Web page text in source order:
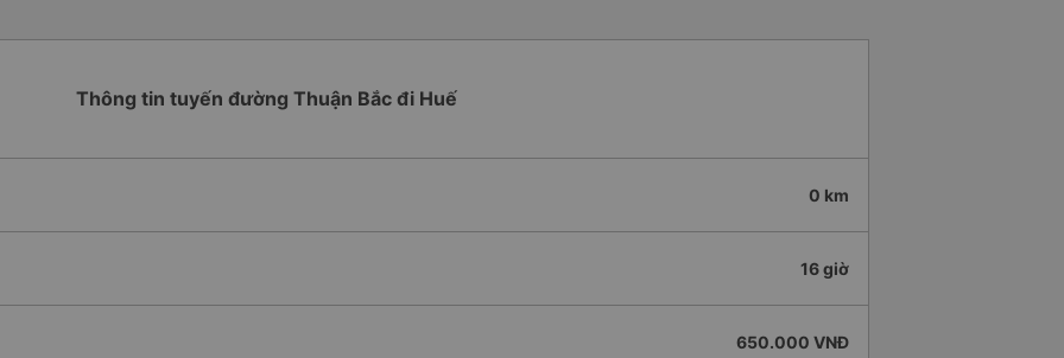
Thông tin tuyến đường Thuận Bắc đi Huế
0 km
16 giờ
650.000 VNĐ